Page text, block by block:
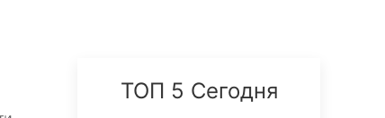
ТОП 5 Сегодня